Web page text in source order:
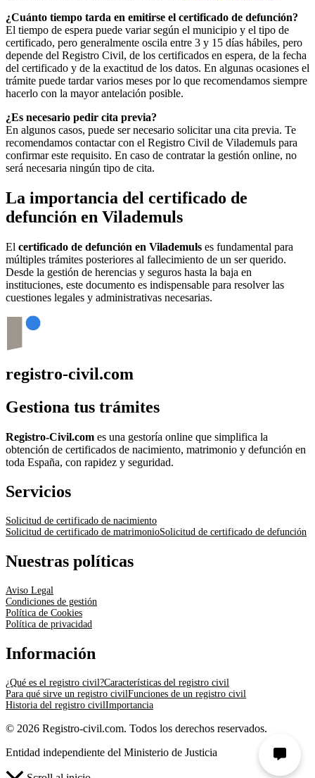
¿Cuánto tiempo tarda en emitirse el certificado de defunción?
El tiempo de espera puede variar según el municipio y el tipo de
certificado, pero generalmente oscila entre 3 y 15 días hábiles, pero
depende del Registro Civil, de los certificados en espera, de la fecha
del certificado y de la exactitud de los datos. En algunas ocasiones el
trámite puede tardar varios meses por lo que recomendamos siempre
hacerlo con la mayor antelación posible.
¿Es necesario pedir cita previa?
En algunos casos, puede ser necesario solicitar una cita previa. Te
recomendamos contactar con el Registro Civil de Vilademuls para
confirmar este requisito. En caso de contratar la gestión online, no
será necesaria ningún tipo de cita.
La importancia del certificado de
defunción en Vilademuls
El certificado de defunción en Vilademuls es fundamental para
múltiples trámites posteriores al fallecimiento de un ser querido.
Desde la gestión de herencias y seguros hasta la baja en
instituciones, este documento es indispensable para resolver las
cuestiones legales y administrativas necesarias.
registro-civil.com
Gestiona tus trámites
Registro-Civil.com es una gestoría online que simplifica la
obtención de certificados de nacimiento, matrimonio y defunción en
toda España, con rapidez y seguridad.
Servicios
Solicitud de certificado de nacimiento
Solicitud de certificado de matrimonioSolicitud de certificado de defunción
Nuestras políticas
Aviso Legal
Condiciones de gestión
Política de Cookies
Política de privacidad
Información
¿Qué es el registro civil?Características del registro civil
Para qué sirve un registro civilFunciones de un registro civil
Historia del registro civilImportancia
© 2026 Registro-civil.com. Todos los derechos reservados.
Entidad independiente del Ministerio de Justicia